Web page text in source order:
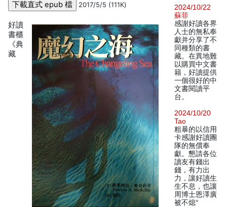
2017/5/5 (111K)
好讀
書櫃
《典
藏
2024/10/22
蘇菲
感謝好讀各界
人士的無私奉
獻并分享了不
同種類的書
藏。在異地難
以購買中文書
籍，好讀提供
一個很好的中
文書閱讀平
台。
2024/10/20
Tao
粗暴的以信用
卡感謝好讀團
隊的無償奉
獻。懇請各位
讀友有錢出
錢，有力出
力，讓好讀生
生不息，也讓
周博士恩澤廣
被不熄°